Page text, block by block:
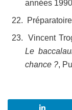
années
Vincent
Le
chance ?,